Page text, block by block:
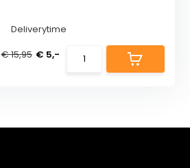
Deliverytime
€ 15,95 € 5,-